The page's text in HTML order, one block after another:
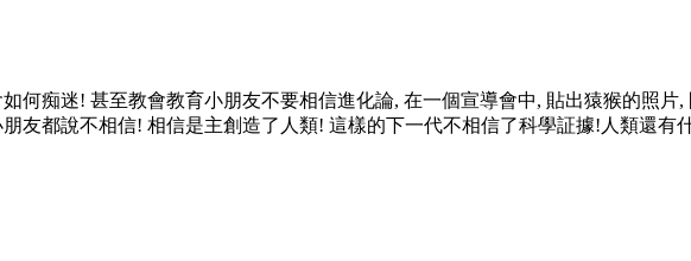
何痴迷! 甚至教會教育小朋友不要相信進化論, 在一個宣導會中, 貼出猿猴的照片
友都說不相信! 相信是主創造了人類! 這樣的下一代不相信了科學証據!人類還有